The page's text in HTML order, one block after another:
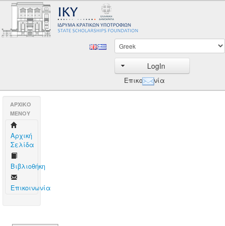
LogIn
Επικοινωνία
AΡΧΙΚΟ
ΜΕΝΟΥ
Aρχική
Σελίδα
Βιβλιοθήκη
Επικοινωνία